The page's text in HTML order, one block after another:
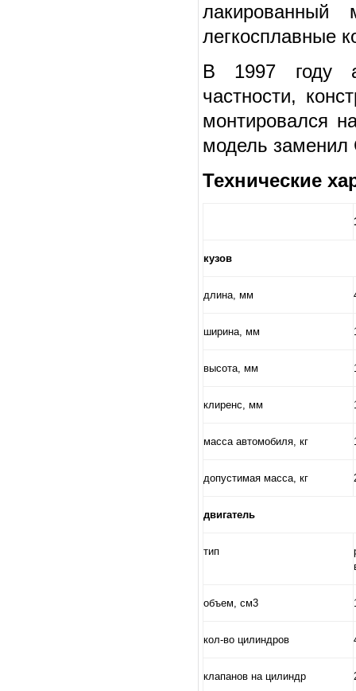
лакированный
легкосплавные
В 1997 году
частности,
монтировался
модель заменил
Технические
кузов
длина, мм
ширина, мм
высота, мм
клиренс, мм
масса автомобиля, кг
допустимая масса, кг
двигатель
тип
объем, см3
кол-во цилиндров
клапанов на цилиндр